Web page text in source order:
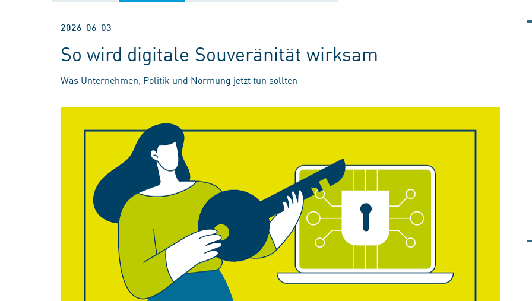
2026-06-03
So wird digitale Souveränität wirksam
Was Unternehmen, Politik und Normung jetzt tun sollten